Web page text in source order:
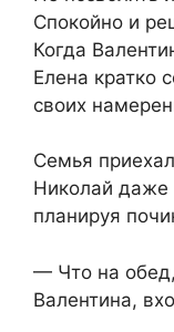
Спокойно и
Когда
Елена кратко
своих
Семья
Николай даже
планируя
— Что на
Валентина,